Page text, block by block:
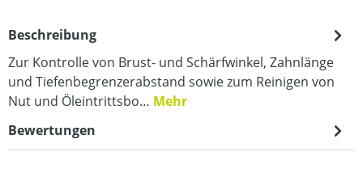
Beschreibung
Zur Kontrolle von Brust- und Schärfwinkel, Zahnlänge
und Tiefenbegrenzerabstand sowie zum Reinigen von
Nut und Öleintrittsbo… Mehr
Bewertungen